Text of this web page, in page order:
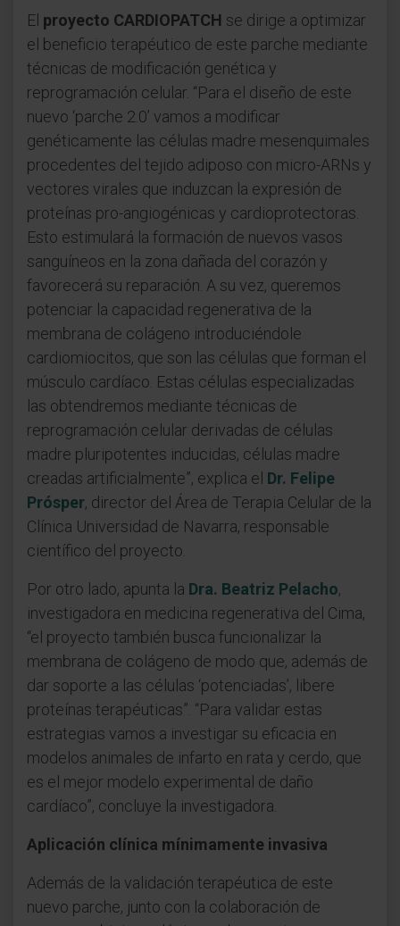
El proyecto CARDIOPATCH se dirige a optimizar
el beneficio terapéutico de este parche mediante
técnicas de modificación genética y
reprogramación celular. “Para el diseño de este
nuevo ‘parche 2.0’ vamos a modificar
genéticamente las células madre mesenquimales
procedentes del tejido adiposo con micro-ARNs y
vectores virales que induzcan la expresión de
proteínas pro-angiogénicas y cardioprotectoras.
Esto estimulará la formación de nuevos vasos
sanguíneos en la zona dañada del corazón y
favorecerá su reparación. A su vez, queremos
potenciar la capacidad regenerativa de la
membrana de colágeno introduciéndole
cardiomiocitos, que son las células que forman el
músculo cardíaco. Estas células especializadas
las obtendremos mediante técnicas de
reprogramación celular derivadas de células
madre pluripotentes inducidas, células madre
creadas artificialmente”, explica el Dr. Felipe
Prósper, director del Área de Terapia Celular de la
Clínica Universidad de Navarra, responsable
científico del proyecto.
Por otro lado, apunta la Dra. Beatriz Pelacho,
investigadora en medicina regenerativa del Cima,
“el proyecto también busca funcionalizar la
membrana de colágeno de modo que, además de
dar soporte a las células ‘potenciadas’, libere
proteínas terapéuticas”. “Para validar estas
estrategias vamos a investigar su eficacia en
modelos animales de infarto en rata y cerdo, que
es el mejor modelo experimental de daño
cardíaco”, concluye la investigadora.
Aplicación clínica mínimamente invasiva
Además de la validación terapéutica de este
nuevo parche, junto con la colaboración de